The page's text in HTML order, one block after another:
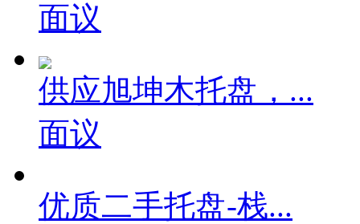
面议
供应旭坤木托盘，...
面议
优质二手托盘-栈...